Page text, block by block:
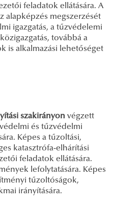
feladatok ellátására. A
alapképzés megszerzését
igazgatás, a tűzvédelemi
továbbá a
is alkalmazási lehetőséget
szakirányon végzett
és tűzvédelmi
Képes a tűzoltási,
katasztrófa-elhárítási
feladatok ellátására.
lefolytatására. Képes
tűzoltóságok,
irányítására.